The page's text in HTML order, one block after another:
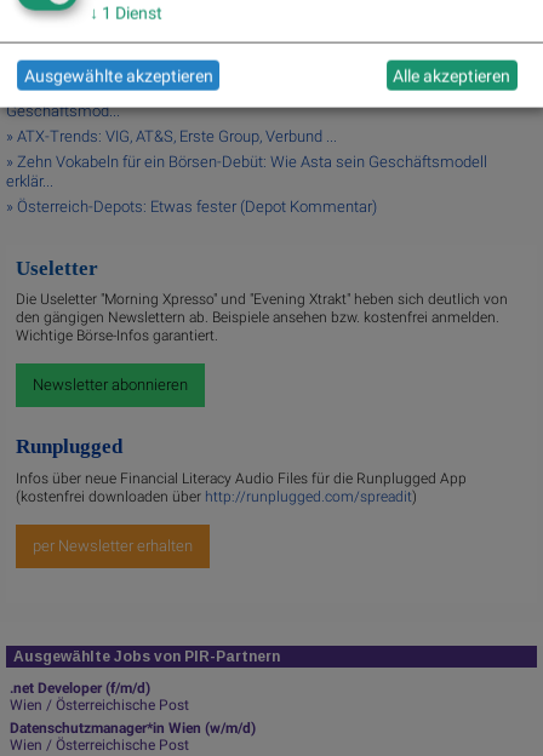
» PIR-News: Post, Kontron (Christine Petzwinkler)
» (Christian Drastil)
» Wiener Börse zu Mittag schwächer: Bajaj Mobility, FACC und Agrana gesucht
» Börse-Inputs auf Spotify zu u.a. Jugend fragt Asta nach dem
Geschäftsmod...
» ATX-Trends: VIG, AT&S, Erste Group, Verbund ...
» Zehn Vokabeln für ein Börsen-Debüt: Wie Asta sein Geschäftsmodell
erklär...
» Österreich-Depots: Etwas fester (Depot Kommentar)
Useletter
Die Useletter "Morning Xpresso" und "Evening Xtrakt" heben sich deutlich von
den gängigen Newslettern ab. Beispiele ansehen bzw. kostenfrei anmelden.
Wichtige Börse-Infos garantiert.
Newsletter abonnieren
Runplugged
Infos über neue Financial Literacy Audio Files für die Runplugged App
(kostenfrei downloaden über http://runplugged.com/spreadit)
per Newsletter erhalten
Ausgewählte Jobs von PIR-Partnern
.net Developer (f/m/d)
Wien / Österreichische Post
Datenschutzmanager*in Wien (w/m/d)
Wien / Österreichische Post
↓ 1 Dienst
Ausgewählte akzeptieren Alle akzeptieren